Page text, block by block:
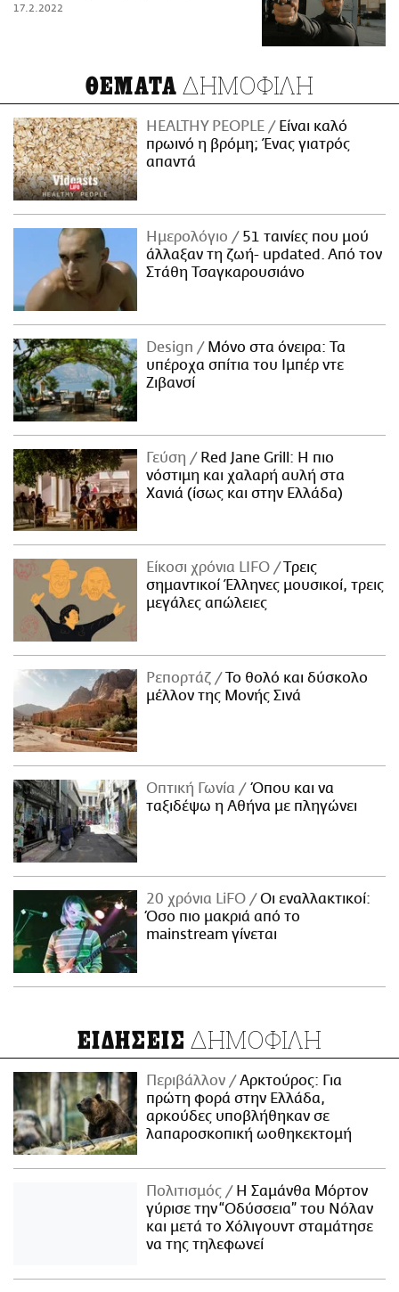
17.2.2022
ΘΕΜΑΤΑ ΔΗΜΟΦΙΛΗ
HEALTHY PEOPLE
Είναι καλό
πρωινό η βρόμη; Ένας γιατρός
απαντά
Ημερολόγιο
51 ταινίες που μού
άλλαξαν τη ζωή- updated. Aπό τον
Στάθη Τσαγκαρουσιάνο
Design
Μόνο στα όνειρα: Τα
υπέροχα σπίτια του Ιμπέρ ντε
Ζιβανσί
Γεύση
Red Jane Grill: Η πιο
νόστιμη και χαλαρή αυλή στα
Χανιά (ίσως και στην Ελλάδα)
Είκοσι χρόνια LIFO
Tρεις
σημαντικοί Έλληνες μουσικοί, τρεις
μεγάλες απώλειες
Ρεπορτάζ
Το θολό και δύσκολο
μέλλον της Μονής Σινά
Οπτική Γωνία
Όπου και να
ταξιδέψω η Αθήνα με πληγώνει
20 χρόνια LiFO
Οι εναλλακτικοί:
Όσο πιο μακριά από το
mainstream γίνεται
ΕΙΔΗΣΕΙΣ ΔΗΜΟΦΙΛΗ
Περιβάλλον
Αρκτούρος: Για
πρώτη φορά στην Ελλάδα,
αρκούδες υποβλήθηκαν σε
λαπαροσκοπική ωοθηκεκτομή
Πολιτισμός
Η Σαμάνθα Μόρτον
γύρισε την “Οδύσσεια” του Νόλαν
και μετά το Χόλιγουντ σταμάτησε
να της τηλεφωνεί